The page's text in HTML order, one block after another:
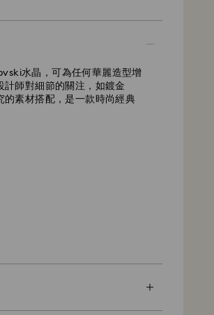
水晶，可為任何華麗造型增
計師對細節的關注，如鍍金
的素材搭配，是一款時尚經典